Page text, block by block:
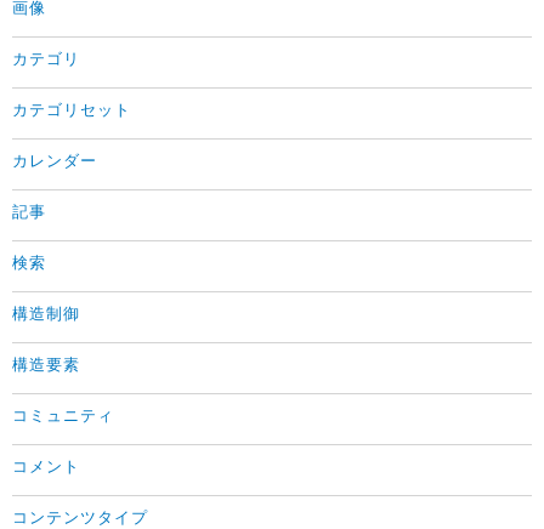
画像
カテゴリ
カテゴリセット
カレンダー
記事
検索
構造制御
構造要素
コミュニティ
コメント
コンテンツタイプ